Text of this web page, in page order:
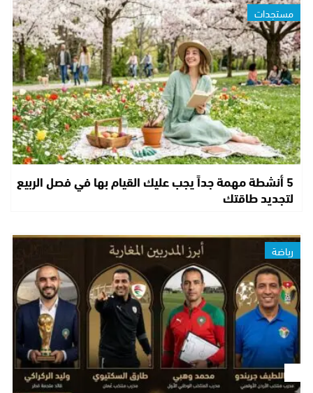
مستجدات
5 أنشطة مهمة جداً يجب عليك القيام بها في فصل الربيع
لتجديد طاقتك
رياضة